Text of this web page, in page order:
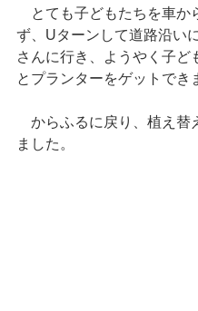
とても子どもたちを車か
ず、Uターンして道路沿い
さんに行き、ようやく子ど
とプランターをゲットでき
からふるに戻り、植え替
ました。